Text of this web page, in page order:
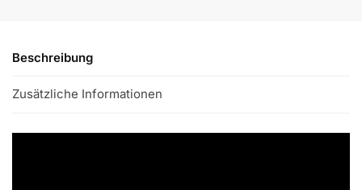
Beschreibung
Zusätzliche Informationen